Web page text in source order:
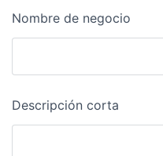
Nombre de negocio
Descripción corta